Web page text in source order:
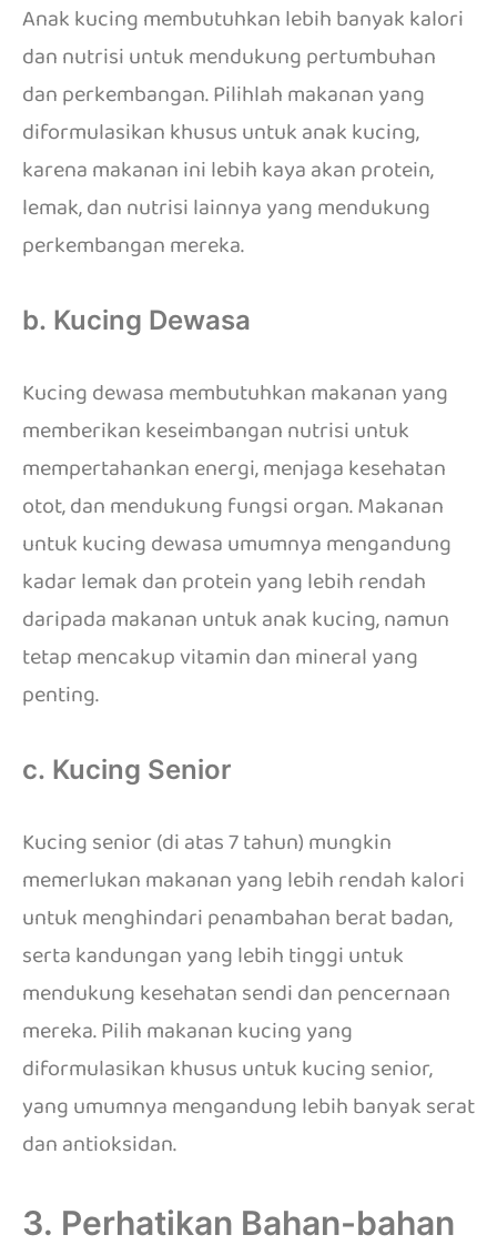
Anak kucing membutuhkan lebih banyak kalori
dan nutrisi untuk mendukung pertumbuhan
dan perkembangan. Pilihlah makanan yang
diformulasikan khusus untuk anak kucing,
karena makanan ini lebih kaya akan protein,
lemak, dan nutrisi lainnya yang mendukung
perkembangan mereka.
b. Kucing Dewasa
Kucing dewasa membutuhkan makanan yang
memberikan keseimbangan nutrisi untuk
mempertahankan energi, menjaga kesehatan
otot, dan mendukung fungsi organ. Makanan
untuk kucing dewasa umumnya mengandung
kadar lemak dan protein yang lebih rendah
daripada makanan untuk anak kucing, namun
tetap mencakup vitamin dan mineral yang
penting.
c. Kucing Senior
Kucing senior (di atas 7 tahun) mungkin
memerlukan makanan yang lebih rendah kalori
untuk menghindari penambahan berat badan,
serta kandungan yang lebih tinggi untuk
mendukung kesehatan sendi dan pencernaan
mereka. Pilih makanan kucing yang
diformulasikan khusus untuk kucing senior,
yang umumnya mengandung lebih banyak serat
dan antioksidan.
3. Perhatikan Bahan-bahan